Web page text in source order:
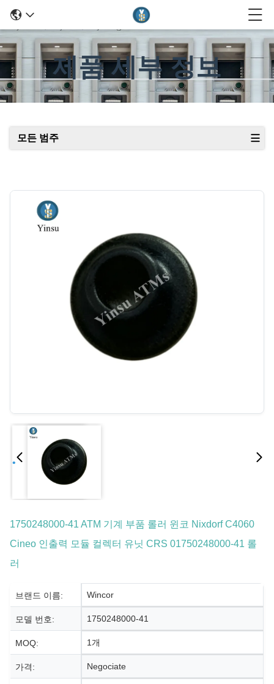
제품 세부 정보
모든 범주
1750248000-41 ATM 기계 부품 롤러 윈코 Nixdorf C4060
Cineo 인출력 모듈 컬렉터 유닛 CRS 01750248000-41 롤
러
브랜드 이름: Wincor
모델 번호: 1750248000-41
MOQ: 1개
가격: Negociate